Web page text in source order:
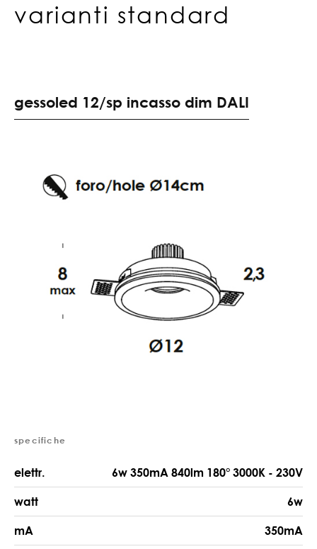
varianti standard
gessoled 12/sp incasso dim DALI
specifiche
elettr. 6w 350mA 840lm 180° 3000K - 230V
watt 6w
mA 350mA